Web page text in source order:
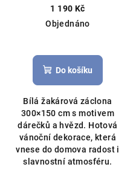
Hotová vánoční
záclona, vánoční dekorace
1 190 Kč
Objednáno
Do košíku
Bílá žakárová záclona
300×150 cm s motivem
dárečků a hvězd. Hotová
vánoční dekorace, která
vnese do domova radost i
slavnostní atmosféru.